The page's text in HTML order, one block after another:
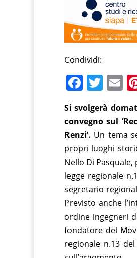
Condividi:
F
a
c
e
b
o
o
k
T
w
itt
er
E
ai
l
Si svolgerà
convegno sul
Renzi’. Un tema
propri luoghi
Nello Di
legge regionale
segretario
Previsto anche
ordine ingegneri
fondatore del
regionale n.13